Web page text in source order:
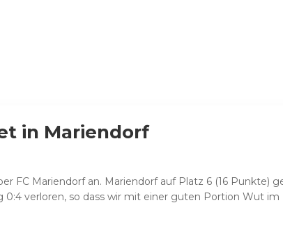
in Mariendorf
FC Mariendorf an. Mariendorf auf Platz 6 (16 Punkte)
0:4 verloren, so dass wir mit einer guten Portion Wut